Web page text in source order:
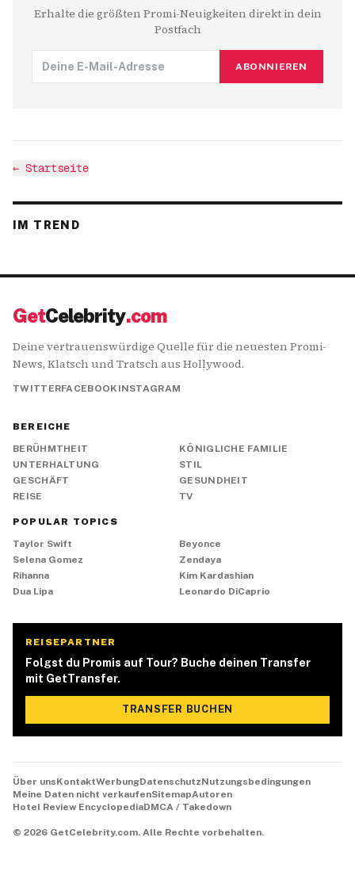
Erhalte die größten Promi-Neuigkeiten direkt in dein
Postfach
ABONNIEREN
← Startseite
IM TREND
GetCelebrity.com
Deine vertrauenswürdige Quelle für die neuesten Promi-
News, Klatsch und Tratsch aus Hollywood.
TWITTERFACEBOOK INSTAGRAM
BEREICHE
BERÜHMTHEIT
KÖNIGLICHE FAMILIE
UNTERHALTUNG
STIL
GESCHÄFT
GESUNDHEIT
REISE
TV
POPULAR TOPICS
Taylor Swift
Beyonce
Selena Gomez
Zendaya
Rihanna
Kim Kardashian
Dua Lipa
Leonardo DiCaprio
REISEPARTNER
Folgst du Promis auf Tour? Buche deinen Transfer
mit GetTransfer.
TRANSFER BUCHEN
Über unsKontaktWerbungDatenschutzNutzungsbedingungen
Meine Daten nicht verkaufenSitemapAutoren
Hotel Review EncyclopediaDMCA / Takedown
© 2026 GetCelebrity.com. Alle Rechte vorbehalten.